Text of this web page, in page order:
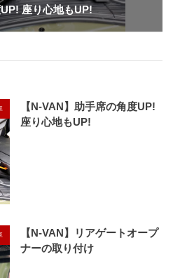
UP! 座り心地もUP!
【N-VAN】助手席の角度UP!
座り心地もUP!
【N-VAN】リアゲートオープ
ナーの取り付け